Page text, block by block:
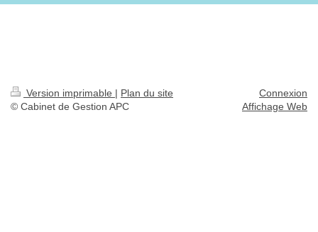
Version imprimable | Plan du site
© Cabinet de Gestion APC
Connexion
Affichage Web